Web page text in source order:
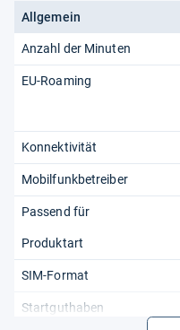
Allgemein
Anzahl der Minuten
EU-Roaming
Konnektivität
Mobilfunkbetreiber
Passend für
Produktart
SIM-Format
Startguthaben